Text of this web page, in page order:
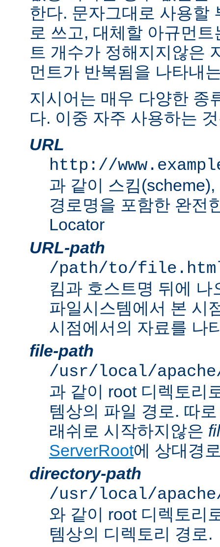
한다. 문자그대로 사용할
로 쓰고, 대체할 아규먼
트 개수가 정해지지않은
먼트가 반복됨을 나타내
지시어는 매우 다양한 종
다. 이중 자주 사용하는
URL
http://
과 같이 스킴
경로명을 포함한 완전
Locator
URL-path
/path/to/
킴과 호스트명 뒤에
파일시스템에서 본 시
시점에서의 자료를 나
file-path
/usr/local/
과 같이 root 디렉토리
템상의 파일 경로. 따
래쉬로 시작하지않은
ServerRoot에 상대경
directory-path
/usr/local/
와 같이 root 디렉토리
템상의 디렉토리 경로.